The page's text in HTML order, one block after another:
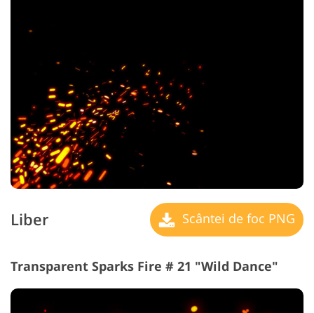
Liber Scântei de foc PNG
Transparent Sparks Fire # 21 "Wild Dance"